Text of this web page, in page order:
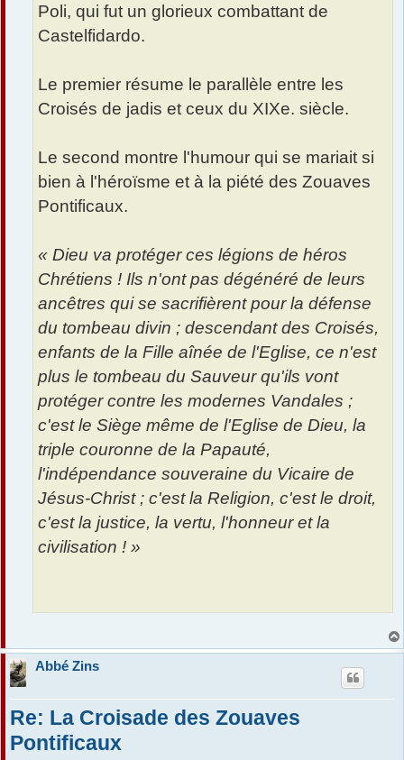
Poli, qui fut un glorieux combattant de
Castelfidardo.
Le premier résume le parallèle entre les
Croisés de jadis et ceux du XIXe. siècle.
Le second montre l'humour qui se mariait si
bien à l'héroïsme et à la piété des Zouaves
Pontificaux.
« Dieu va protéger ces légions de héros
Chrétiens ! Ils n'ont pas dégénéré de leurs
ancêtres qui se sacrifièrent pour la défense
du tombeau divin ; descendant des Croisés,
enfants de la Fille aînée de l'Eglise, ce n'est
plus le tombeau du Sauveur qu'ils vont
protéger contre les modernes Vandales ;
c'est le Siège même de l'Eglise de Dieu, la
triple couronne de la Papauté,
l'indépendance souveraine du Vicaire de
Jésus-Christ ; c'est la Religion, c'est le droit,
c'est la justice, la vertu, l'honneur et la
civilisation ! »
Abbé Zins
Re: La Croisade des Zouaves
Pontificaux